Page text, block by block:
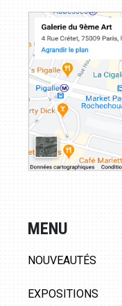
MENU
NOUVEAUTÉS
EXPOSITIONS